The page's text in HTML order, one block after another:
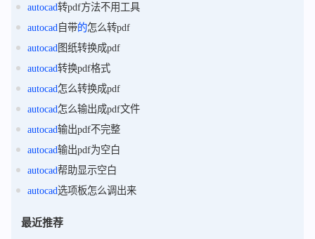
autocad转pdf方法不用工具
autocad 自带的怎么转pdf
autocad图纸转换成pdf
autocad转换pdf格式
autocad怎么转换成pdf
autocad怎么输出成pdf文件
autocad输出pdf不完整
autocad输出pdf为空白
autocad帮助显示空白
autocad选项板怎么调出来
最近推荐